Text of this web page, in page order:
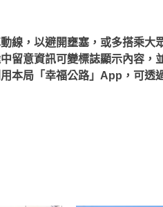
線，以避開壅塞，或多搭乘大
留意資訊可變標誌顯示內容，
本局「幸福公路」App，可透